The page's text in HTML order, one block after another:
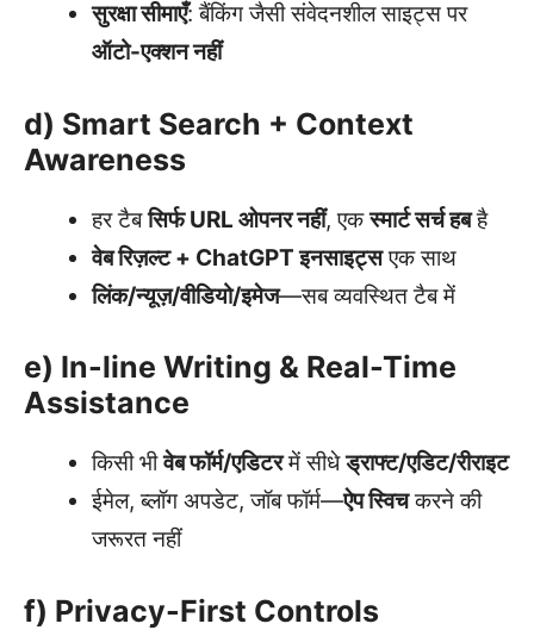
सुरक्षा सीमाएँ: बैंकिंग जैसी संवेदनशील साइट्स पर
ऑटो-एक्शन नहीं
d) Smart Search + Context
Awareness
हर टैबसिर्फ URL ओपनर नहीं, एकस्मार्ट सर्च हबहै
वेब रिज़ल्ट + ChatGPT इनसाइट्सएक साथ
लिंक/न्यूज़/वीडियो/इमेज—सब व्यवस्थित टैब में
e) In-line Writing & Real-Time
Assistance
किसी भीवेब फॉर्म/एडिटरमें सीधेड्राफ्ट/एडिट/रीराइट
ईमेल, ब्लॉग अपडेट, जॉब फॉर्म—ऐप स्विचकरने की
जरूरत नहीं
f) Privacy-First Controls